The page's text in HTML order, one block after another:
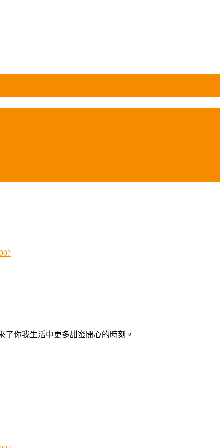
你我生活中更多甜蜜開心的時刻。